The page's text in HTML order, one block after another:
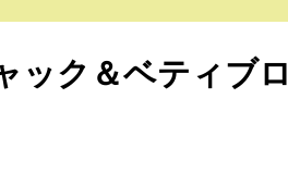
ック＆ベティブ